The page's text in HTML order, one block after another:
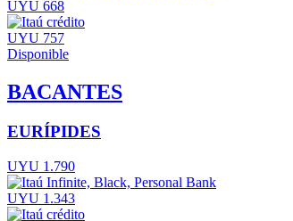
UYU 668
UYU 757
Disponible
BACANTES
EURÍPIDES
UYU 1.790
UYU 1.343